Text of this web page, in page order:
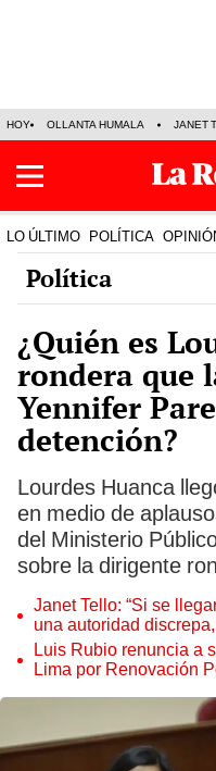
HOY OLLANTA HUMALA JANET
LO ÚLTIMO POLÍTICA
Política
¿Quién es
rondera que
Yennifer
detención?
Lourdes Huanca
en medio de
del Ministerio
sobre la dirigente
Janet Tello: “Si se
una autoridad
judicial”
Luis Rubio renuncia a
Lima por Renovación